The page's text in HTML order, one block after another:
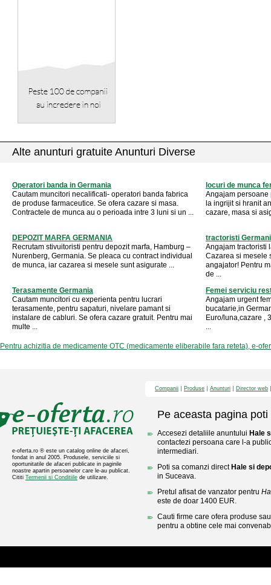
Alte anunturi gratuite Anunturi Diverse
Operatori banda in Germania
Cautam muncitori necalificati- operatori banda fabrica
de produse farmaceutice. Se ofera cazare si masa.
Contractele de munca au o perioada intre 3 luni si un ...
locuri de munca
Angajam persoane
la ingrijit si hranit
cazare, masa si
DEPOZIT MARFA GERMANIA
Recrutam stivuitoristi pentru depozit marfa, Hamburg –
Nurenberg, Germania. Se pleaca cu contract individual
de munca, iar cazarea si mesele sunt asigurate ...
tractoristi
Angajam tractoristi
Cazarea si mesele
angajator! Pentru
de ...
Terasamente Germania
Cautam muncitori cu experienta pentru lucrari
terasamente, pentru sapaturi, nivelare pamant si
instalare de cabluri. Se ofera cazare gratuit. Pentru mai
multe ...
Femei serviciu
Angajam urgent
bucatarie,in
Euro/luna,cazare ,
...
Pentru achizitia de medicamente OTC (medicamente eliberabile fara reteta), e-
e-oferta.ro ® este un catalog online de afaceri,
fondat in anul 2005. Produsele, serviciile si
oportunitatile de afaceri publicate in paginile
noastre apartin persoanelor care le-au publicat.
Cititi Termenii si Conditiile de utilizare.
Companii Produse Anunturi Director web
Pe aceasta pagina poti
Accesezi detaliile anuntului Hale
contactezi persoana care l-a
intermediari.
Poti sa comanzi direct Hale si
in Suceava.
Pretul afisat de vanzator pentru
este de doar 1400 EUR.
Cauti firme care ofera produse
pentru a obtine cele mai